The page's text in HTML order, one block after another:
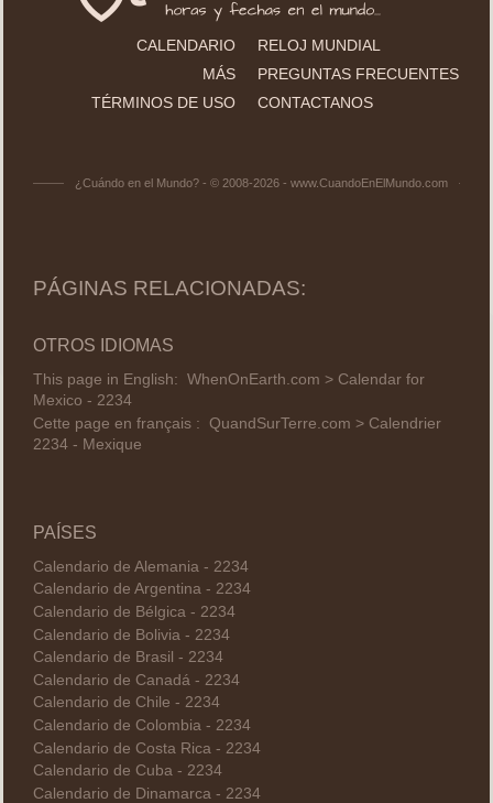
CALENDARIO
RELOJ MUNDIAL
MÁS
PREGUNTAS FRECUENTES
TÉRMINOS DE USO
CONTACTANOS
¿Cuándo en el Mundo? - © 2008-2026 - www.CuandoEnElMundo.com
PÁGINAS RELACIONADAS:
OTROS IDIOMAS
This page in English: WhenOnEarth.com > Calendar for
Mexico - 2234
Cette page en français : QuandSurTerre.com > Calendrier
2234 - Mexique
PAÍSES
Calendario de Alemania - 2234
Calendario de Argentina - 2234
Calendario de Bélgica - 2234
Calendario de Bolivia - 2234
Calendario de Brasil - 2234
Calendario de Canadá - 2234
Calendario de Chile - 2234
Calendario de Colombia - 2234
Calendario de Costa Rica - 2234
Calendario de Cuba - 2234
Calendario de Dinamarca - 2234